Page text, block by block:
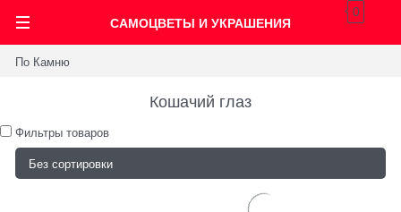
САМОЦВЕТЫ И УКРАШЕНИЯ
0
По Камню
Кошачий глаз
Фильтры товаров